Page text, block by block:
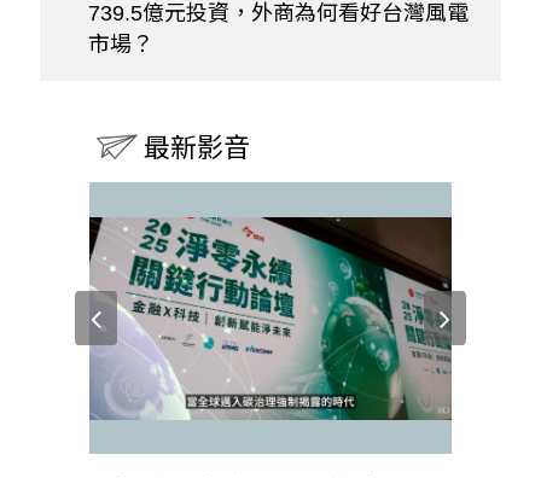
739.5億元投資，外商為何看好台灣風電
市場？
最新影音